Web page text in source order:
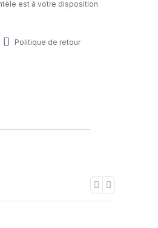
est à votre disposition
Politique de retour